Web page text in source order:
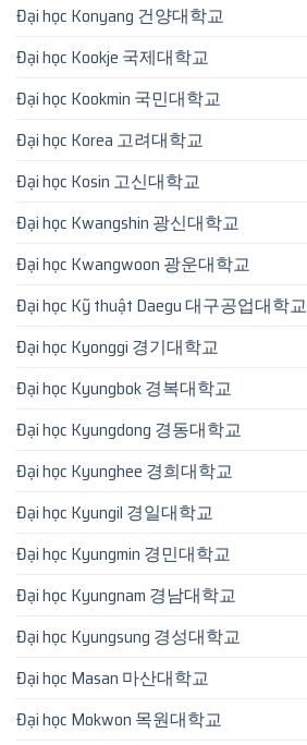
Đại học Konyang 건양대학교
Đại học Kookje 국제대학교
Đại học Kookmin 국민대학교
Đại học Korea 고려대학교
Đại học Kosin 고신대학교
Đại học Kwangshin 광신대학교
Đại học Kwangwoon 광운대학교
Đại học Kỹ thuật Daegu 대구공업대학교
Đại học Kyonggi 경기대학교
Đại học Kyungbok 경복대학교
Đại học Kyungdong 경동대학교
Đại học Kyunghee 경희대학교
Đại học Kyungil 경일대학교
Đại học Kyungmin 경민대학교
Đại học Kyungnam 경남대학교
Đại học Kyungsung 경성대학교
Đại học Masan 마산대학교
Đại học Mokwon 목원대학교